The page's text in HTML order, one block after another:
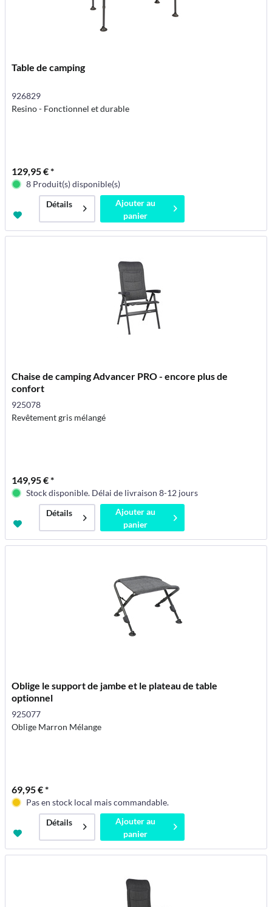
Table de camping
926829
Resino - Fonctionnel et durable
129,95 € *
8 Produit(s) disponible(s)
Détails
Ajouter au
panier
Chaise de camping Advancer PRO - encore plus de
confort
925078
Revêtement gris mélangé
149,95 € *
Stock disponible. Délai de livraison 8-12 jours
Détails
Ajouter au
panier
Oblige le support de jambe et le plateau de table
optionnel
925077
Oblige Marron Mélange
69,95 € *
Pas en stock local mais commandable.
Détails
Ajouter au
panier